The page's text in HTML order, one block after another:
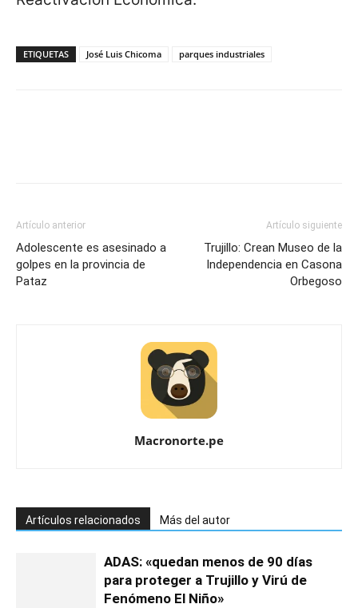
ETIQUETAS José Luis Chicoma parques industriales
Artículo anterior
Adolescente es asesinado a
golpes en la provincia de
Pataz
Artículo siguiente
Trujillo: Crean Museo de la
Independencia en Casona
Orbegoso
Macronorte.pe
Artículos relacionados Más del autor
ADAS: «quedan menos de 90 días
para proteger a Trujillo y Virú de
Fenómeno El Niño»